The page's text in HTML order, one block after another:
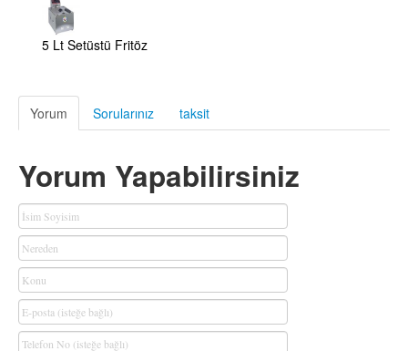
5 Lt Setüstü Fritöz
Yorum Sorularınız taksit
Yorum Yapabilirsiniz